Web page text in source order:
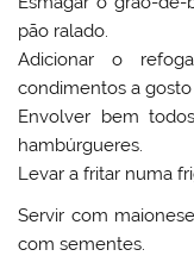
pão ralado.
Adicionar o
condimentos a gosto
Envolver bem
hambúrgueres.
Levar a fritar numa
Servir com
com sementes.